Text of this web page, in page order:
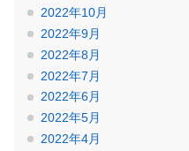
2022年10月
2022年9月
2022年8月
2022年7月
2022年6月
2022年5月
2022年4月